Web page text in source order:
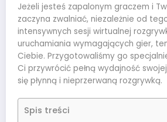
Jeżeli jesteś zapalonym graczem i
zaczyna zwalniać, niezależnie od
intensywnych sesji wirtualnej
uruchamiania wymagających gier,
Ciebie. Przygotowaliśmy go
Ci przywrócić pełną wydajność
się płynną i nieprzerwaną rozgrywką.
Spis treści